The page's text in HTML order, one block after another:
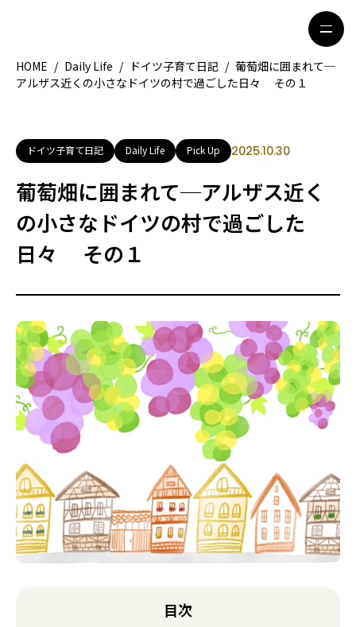
地域別ガイド
グルメ
観光ガイド
留学＆キャリア
ライフスタイル
ライター募集
HOME / Daily Life / ドイツ子育て日記 / 葡萄畑に囲まれて─
アルザス近くの小さなドイツの村で過ごした日々 その１
ドイツ子育て日記 Daily Life Pick Up 2025.10.30
葡萄畑に囲まれて─アルザス近く
の小さなドイツの村で過ごした
日々 その１
目次